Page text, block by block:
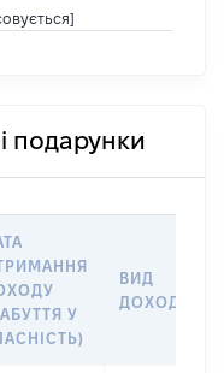
подарунки
У
ВИД
ДОХОДУ